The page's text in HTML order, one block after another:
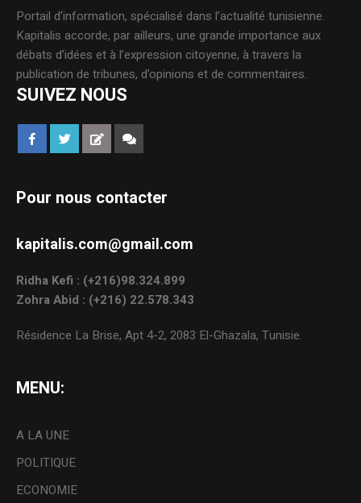
Portail d’information, spécialisé dans l’actualité tunisienne.
Kapitalis accorde, par ailleurs, une grande importance aux
débats d’idées et à l’expression citoyenne, à travers la
publication de tribunes, d’opinions et de commentaires.
SUIVEZ NOUS
Pour nous contacter
kapitalis.com@gmail.com
Ridha Kefi : (+216)98.324.899
Zohra Abid : (+216) 22.578.343
Résidence La Brise, Apt 4-2, 2083 El-Ghazala, Tunisie.
MENU:
A LA UNE
POLITIQUE
ECONOMIE